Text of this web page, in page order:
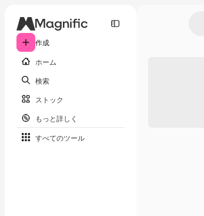
作成
ホーム
検索
ストック
もっと詳しく
すべてのツール